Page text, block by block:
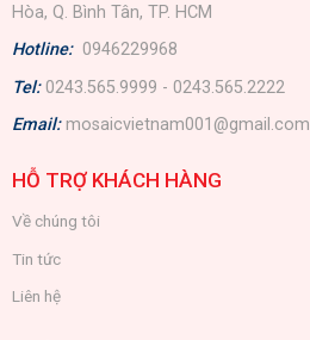
Hòa, Q. Bình Tân, TP. HCM
Hotline: 0946229968
Tel: 0243.565.9999 - 0243.565.2222
Email: mosaicvietnam001@gmail.com
HỖ TRỢ KHÁCH HÀNG
Về chúng tôi
Tin tức
Liên hệ